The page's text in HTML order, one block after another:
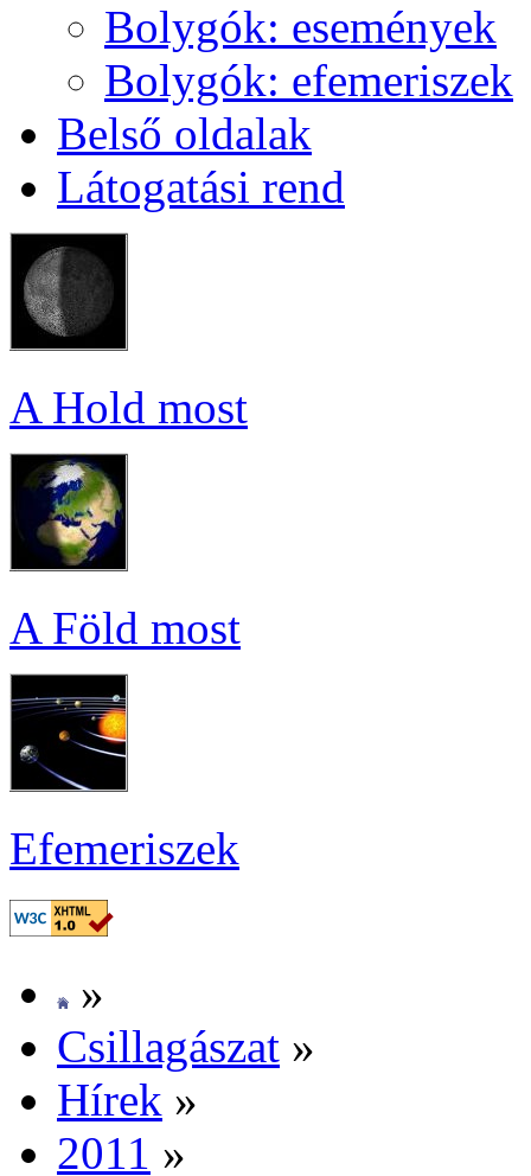
Boly­gók: ese­mé­nyek
Boly­gók: efe­me­ri­szek
Bel­ső ol­da­lak
Lá­to­ga­tá­si rend
A Hold most
A Föld most
Efe­me­ri­szek
»
Csil­la­gá­szat »
Hí­rek »
2011 »